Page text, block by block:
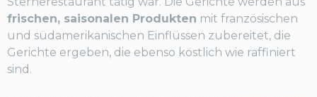
frischen, saisonalen Produkten mit französischen
und südamerikanischen Einflüssen zubereitet, die
Gerichte ergeben, die ebenso köstlich wie raffiniert
sind.